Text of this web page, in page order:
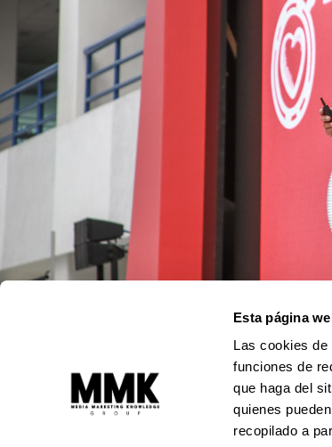
Esta página
Las cookies
funciones de
que haga del
quienes
recopilado a
Moi funciona gracias a WordPress